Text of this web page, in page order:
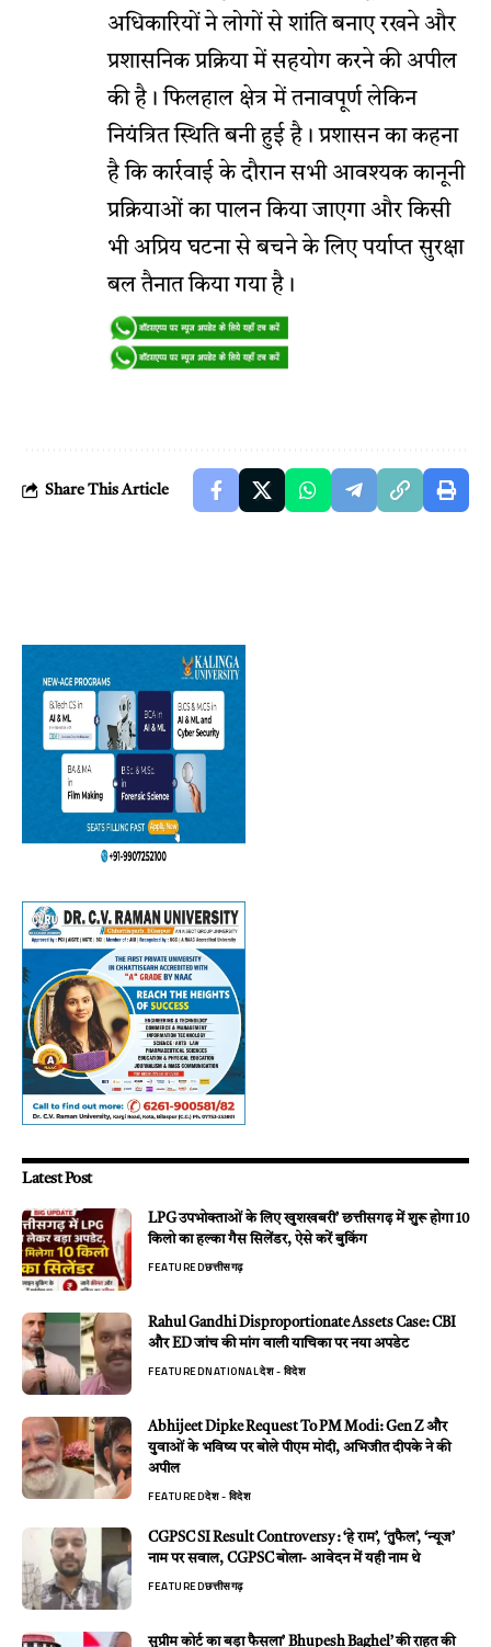
अधिकारियों ने लोगों से शांति बनाए रखने और
प्रशासनिक प्रक्रिया में सहयोग करने की अपील
की है। फिलहाल क्षेत्र में तनावपूर्ण लेकिन
नियंत्रित स्थिति बनी हुई है। प्रशासन का कहना
है कि कार्रवाई के दौरान सभी आवश्यक कानूनी
प्रक्रियाओं का पालन किया जाएगा और किसी
भी अप्रिय घटना से बचने के लिए पर्याप्त सुरक्षा
बल तैनात किया गया है।
Share This Article
Latest Post
LPG उपभोक्ताओं के लिए खुशखबरी’ छत्तीसगढ़ में शुरू होगा 10
किलो का हल्का गैस सिलेंडर, ऐसे करें बुकिंग
FEATUREDछत्तीसगढ़
Rahul Gandhi Disproportionate Assets Case: CBI
और ED जांच की मांग वाली याचिका पर नया अपडेट
FEATUREDNATIONALदेश - विदेश
Abhijeet Dipke Request To PM Modi: Gen Z और
युवाओं के भविष्य पर बोले पीएम मोदी, अभिजीत दीपके ने की
अपील
FEATUREDदेश - विदेश
CGPSC SI Result Controversy : ‘हे राम’, ‘तुफैल’, ‘न्यूज’
नाम पर सवाल, CGPSC बोला- आवेदन में यही नाम थे
FEATUREDछत्तीसगढ़
सुप्रीम कोर्ट का बड़ा फैसला’ Bhupesh Baghel’ की राहत की